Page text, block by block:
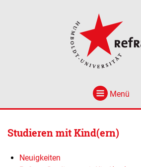
Menü
Studieren mit Kind(ern)
Neuigkeiten